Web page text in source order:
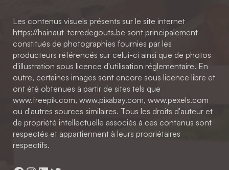
Les contenus visuels présents sur le site internet
https://hainaut-terredegouts.be sont principalement
constitués de photographies fournies par les
producteurs référencés sur celui-ci ainsi que de photos
d'illustration sous licence d'utilisation réglementaire. En
outre, certaines images sont encore sous licence libre et
ont été obtenues à partir de sites tels que
www.freepik.com, www.pixabay.com, www.pexels.com
ou d'autres sources similaires. Tous les droits d'auteur et
de propriété intellectuelle associés à ces contenus sont
respectés et appartiennent à leurs propriétaires
respectifs.